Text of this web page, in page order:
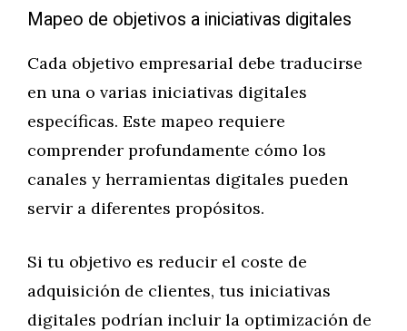
Mapeo de objetivos a iniciativas digitales
Cada objetivo empresarial debe traducirse
en una o varias iniciativas digitales
específicas. Este mapeo requiere
comprender profundamente cómo los
canales y herramientas digitales pueden
servir a diferentes propósitos.
Si tu objetivo es reducir el coste de
adquisición de clientes, tus iniciativas
digitales podrían incluir la optimización de